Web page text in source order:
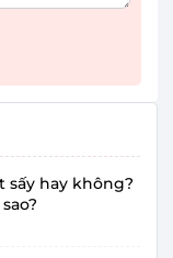
sấy hay không?